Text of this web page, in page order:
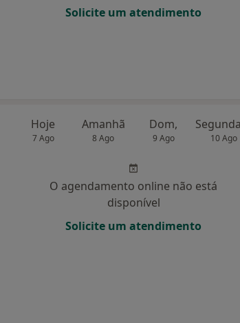
Solicite um atendimento
Hoje
7 Ago
Amanhã
8 Ago
Dom,
9 Ago 10 Ago
O agendamento online não está
disponível
Solicite um atendimento